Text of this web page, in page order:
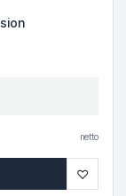
netto
♡